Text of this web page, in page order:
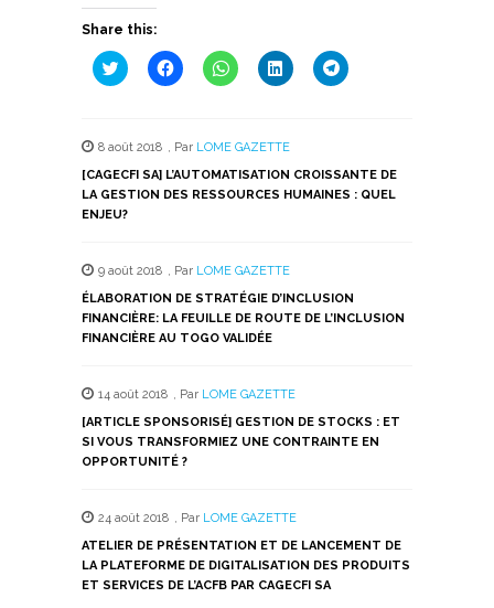
Share this:
Cliquez
pour
une
nouvelle
fenêtre)
Cliquez
pour
une
nouvelle
fenêtre)
Cliquez
pour
une
nouvelle
fenêtre)
Cliquez
pour
une
nouvelle
fenêtre)
Cliquez
pour
nouvelle
fenêtre)
8 août 2018 , Par LOME GAZETTE
[CAGECFI SA] L’AUTOMATISATION CROISSANTE DE
LA GESTION DES RESSOURCES HUMAINES : QUEL
ENJEU?
9 août 2018 , Par LOME GAZETTE
ÉLABORATION DE STRATÉGIE D’INCLUSION
FINANCIÈRE: LA FEUILLE DE ROUTE DE L’INCLUSION
FINANCIÈRE AU TOGO VALIDÉE
14 août 2018 , Par LOME GAZETTE
[ARTICLE SPONSORISÉ] GESTION DE STOCKS : ET
SI VOUS TRANSFORMIEZ UNE CONTRAINTE EN
OPPORTUNITÉ ?
24 août 2018 , Par LOME GAZETTE
ATELIER DE PRÉSENTATION ET DE LANCEMENT DE
LA PLATEFORME DE DIGITALISATION DES PRODUITS
ET SERVICES DE L’ACFB PAR CAGECFI SA